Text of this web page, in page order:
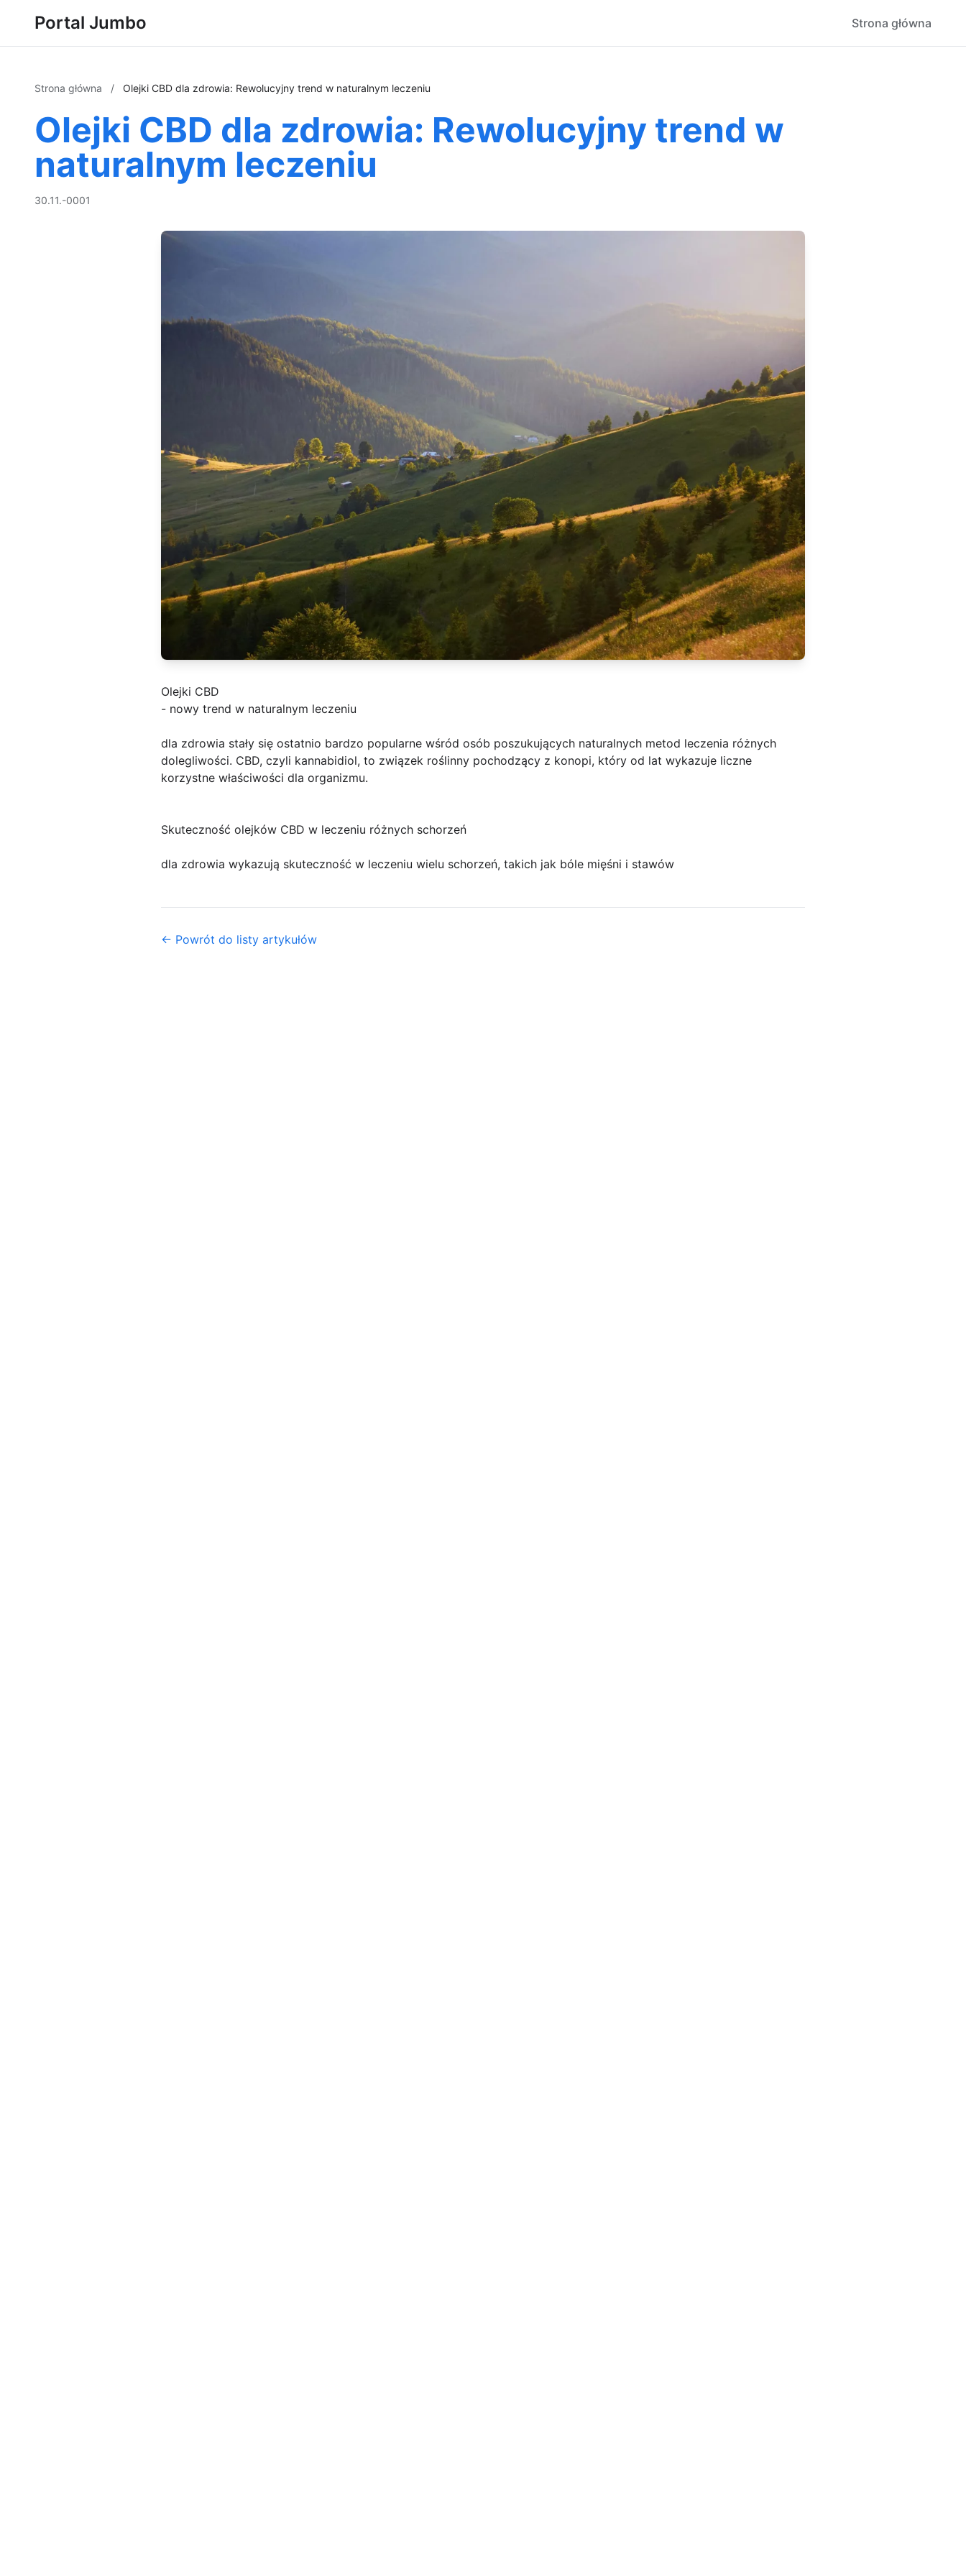
Portal Jumbo Strona główna
Strona główna / Olejki CBD dla zdrowia: Rewolucyjny trend w naturalnym leczeniu
Olejki CBD dla zdrowia: Rewolucyjny trend w
naturalnym leczeniu
30.11.-0001
Olejki CBD
- nowy trend w naturalnym leczeniu
dla zdrowia stały się ostatnio bardzo popularne wśród osób poszukujących naturalnych metod leczenia różnych
dolegliwości. CBD, czyli kannabidiol, to związek roślinny pochodzący z konopi, który od lat wykazuje liczne
korzystne właściwości dla organizmu.
Skuteczność olejków CBD w leczeniu różnych schorzeń
dla zdrowia wykazują skuteczność w leczeniu wielu schorzeń, takich jak bóle mięśni i stawów
← Powrót do listy artykułów